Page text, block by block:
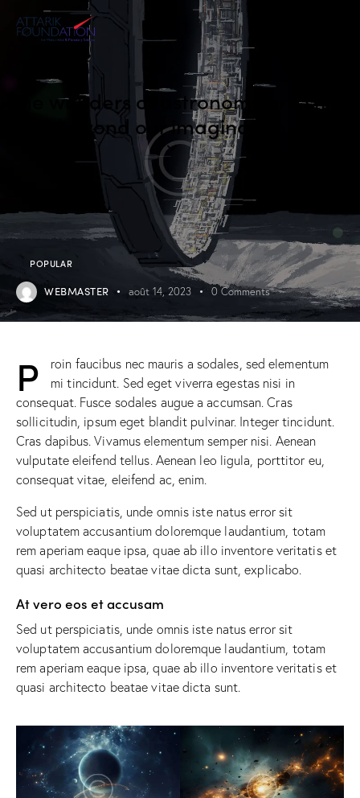
The wonders of astronomy are still
beyond our imagination
POPULAR
WEBMASTER août 14, 2023 0 Comments
P
roin faucibus nec mauris a sodales, sed elementum
mi tincidunt. Sed eget viverra egestas nisi in
consequat. Fusce sodales augue a accumsan. Cras
sollicitudin, ipsum eget blandit pulvinar. Integer tincidunt.
Cras dapibus. Vivamus elementum semper nisi. Aenean
vulputate eleifend tellus. Aenean leo ligula, porttitor eu,
consequat vitae, eleifend ac, enim.
Sed ut perspiciatis, unde omnis iste natus error sit
voluptatem accusantium doloremque laudantium, totam
rem aperiam eaque ipsa, quae ab illo inventore veritatis et
quasi architecto beatae vitae dicta sunt, explicabo.
At vero eos et accusam
Sed ut perspiciatis, unde omnis iste natus error sit
voluptatem accusantium doloremque laudantium, totam
rem aperiam eaque ipsa, quae ab illo inventore veritatis et
quasi architecto beatae vitae dicta sunt.